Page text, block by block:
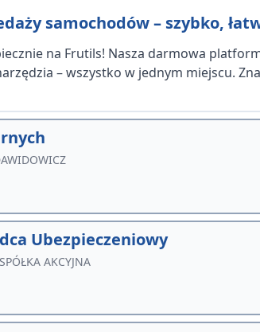
samochodów – szybko,
na Frutils! Nasza darmowa
– wszystko w jednym miejscu.
Ubezpieczeniowy
AKCYJNA